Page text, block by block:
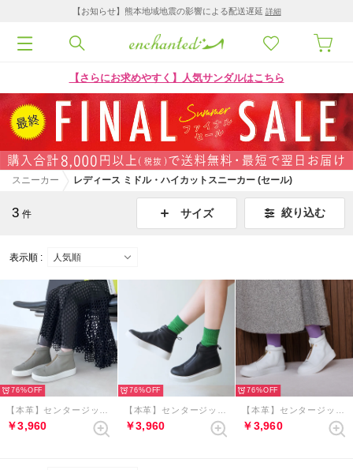
【お知らせ】熊本地域地震の影響による配送遅延 詳細
【さらにお求めやすく】人気サンダルはこちら
スニーカー レディース ミドル・ハイカットスニーカー (セール)
3 件 サイズ 絞り込む
表示順 :
76%
￥3,960
76%
￥3,960
76%
￥3,960